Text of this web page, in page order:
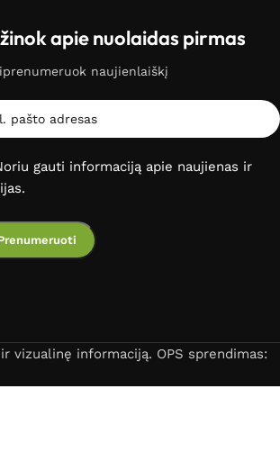
apie nuolaidas pirmas
naujienlaiškį
gauti informaciją apie naujienas ir
vizualinę informaciją. OPS sprendimas: